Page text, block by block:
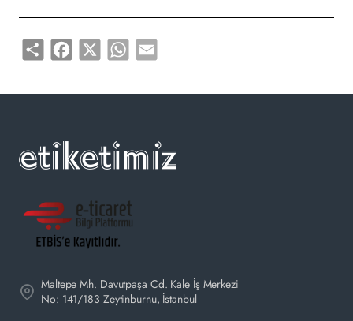
Share Facebook
X WhatsApp
Email
Maltepe Mh. Davutpaşa Cd. Kale İş Merkezi
No: 141/183 Zeytinburnu, İstanbul